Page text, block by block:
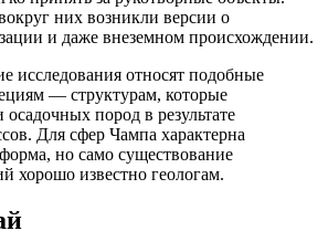
них возникли версии о
и даже внеземном происхождении.
исследования относят подобные
— структурам, которые
пород в результате
Для сфер Чампа характерна
но само существование
хорошо известно геологам.